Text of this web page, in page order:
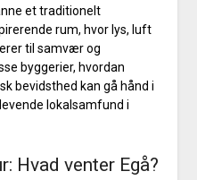
et traditionelt
rum, hvor lys, luft
til samvær og
byggerier, hvordan
bevidsthed kan gå hånd i
lokalsamfund i
Hvad venter Egå?